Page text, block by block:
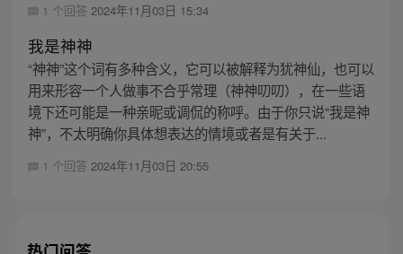
1 个回答 2024年11月03日 15:34
我是神神
“神神”这个词有多种含义，它可以被解释为犹神仙，也可以
用来形容一个人做事不合乎常理（神神叨叨），在一些语
境下还可能是一种亲昵或调侃的称呼。由于你只说“我是神
神”，不太明确你具体想表达的情境或者是有关于...
1 个回答 2024年11月03日 20:55